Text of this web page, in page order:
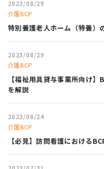
2023/08/29
介護BCP
特別養護老人ホーム（特養）
2023/08/29
介護BCP
【福祉用具貸与事業所向け
を解説
2023/08/24
介護BCP
【必見】訪問看護における